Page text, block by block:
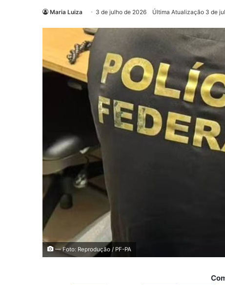
Maria Luiza 3 de julho de 2026 Última Atualização 3 de
— Foto: Reprodução / PF-PA